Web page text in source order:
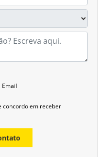
Email
concordo em receber